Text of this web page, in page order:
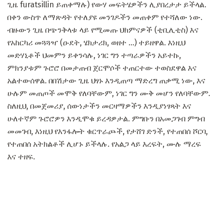
ጊዜ furatsillin ይጠቀማሉ) የውሃ መፍትሄዎችን ሊያበረታታ ይችላል.
በቀን ውስጥ ለማጽዳት የተለያዩ መንገዶችን መጠቀም የተሻለው ነው.
ብዙውን ጊዜ በጭንቅላቱ ላይ የሚመጡ ህክምናዎች (ቲቢሊቲስ) እና
የአከርካሪ መጓጓዣ (ዑደት, ሄክታሪክ, ወዘተ ...) ተይዘዋል. እነዚህ
መድሃኒቶች ህመምን ይቀንሳሉ, ነገር ግን ተጣራዎችን አይተኩ,
ምክንያቱም ጉሮሮ በመታጠብ ጀርሞሶች ተጠርተው ተወስደዋል እና
አልተውሰዋል. በበሽታው ጊዜ ህፃኑ እንዲጠጣ ማድረግ ጠቃሚ ነው, እና
ሁሉም መጠጦች መሞቅ የለባቸውም, ነገር ግን ሙቅ መሆን የለባቸውም.
ስለዚህ, በመጀመሪያ, ሰውነታችን መርዛማዎችን እንዲያነፃጻት እና
ሁለተኛም ጉሮሮዎን እንዲሞቁ ይረዳዎታል. ምግቡን በአመጋገብ ምግብ
መመገብ, እነዚህ የእንፋሎት ቁርጥራጮች, የታሸገ ድንች, የተጠበሰ ሾርባ,
የተጠበሰ አትክልቶች ሊሆኑ ይችላሉ. የአልጋ ላይ እረፍት, ሙሉ ማረፍ
እና ተዘፍ.